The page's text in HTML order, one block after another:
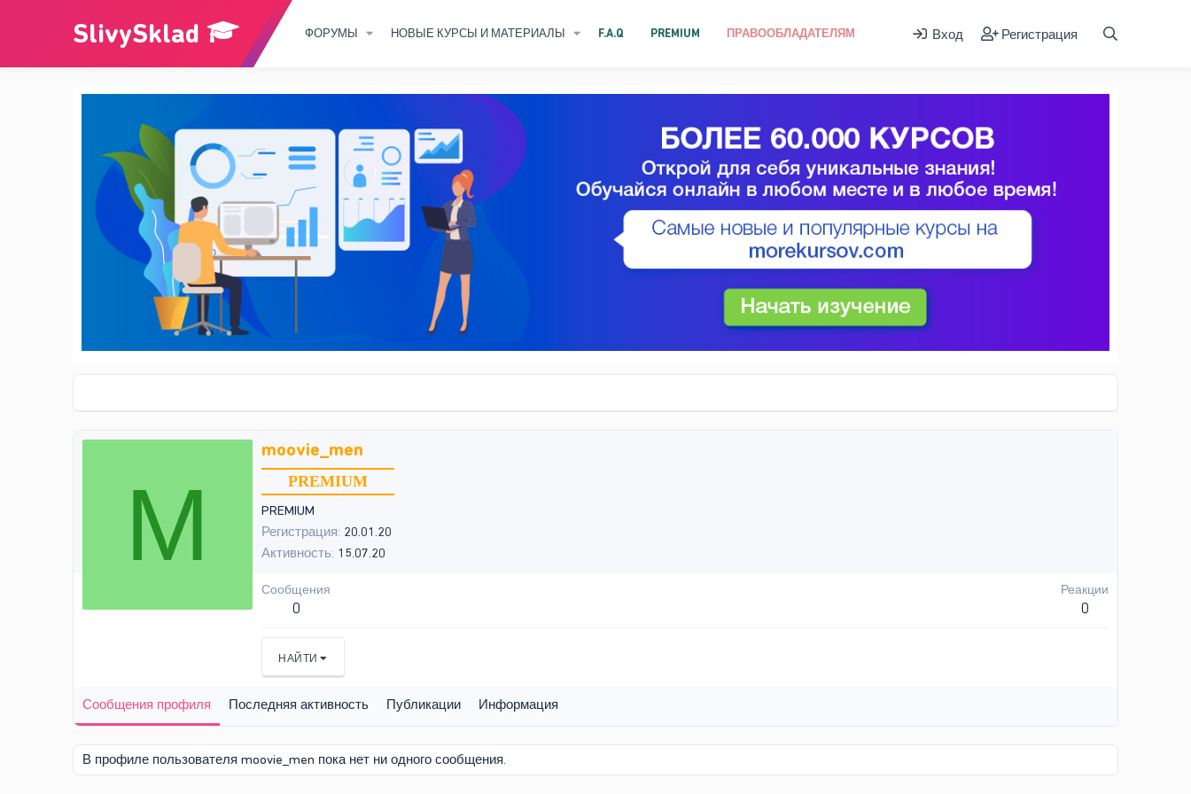
ФОРУМЫ НОВЫЕ КУРСЫ И МАТЕРИАЛЫ F.A.Q PREMIUM ПРАВООБЛАДАТЕЛЯМ Вход Регистрация
M
moovie_men
PREMIUM
PREMIUM
Регистрация 20.01.20
Активность 15.07.20
Сообщения
0
Реакции
0
НАЙТИ
Сообщения профиля Последняя активность Публикации Информация
В профиле пользователя moovie_men пока нет ни одного сообщения.